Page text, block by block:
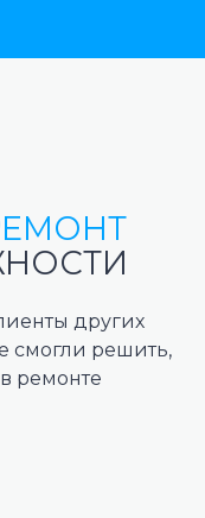
других
смогли решить,
ремонте